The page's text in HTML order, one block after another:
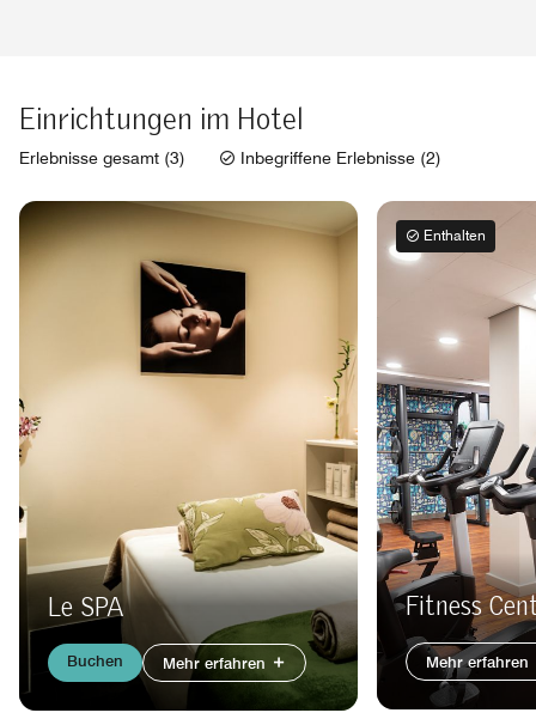
Einrichtungen im Hotel
Erlebnisse gesamt (3) Inbegriffene Erlebnisse (2)
Le SPA
Buchen Mehr erfahren
Enthalten
Fitness
Mehr erfahren